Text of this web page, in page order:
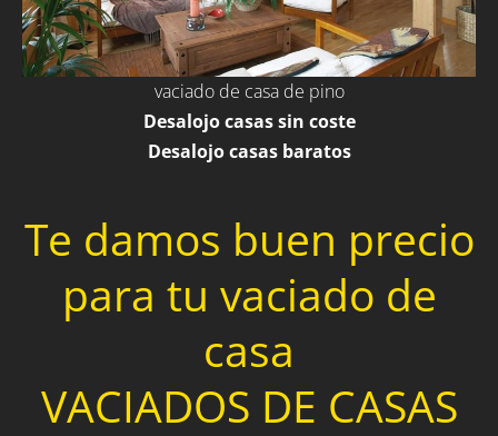
vaciado de casa de pino
Desalojo casas sin coste
Desalojo casas baratos
Te damos buen precio
para tu vaciado de
casa
VACIADOS DE CASAS